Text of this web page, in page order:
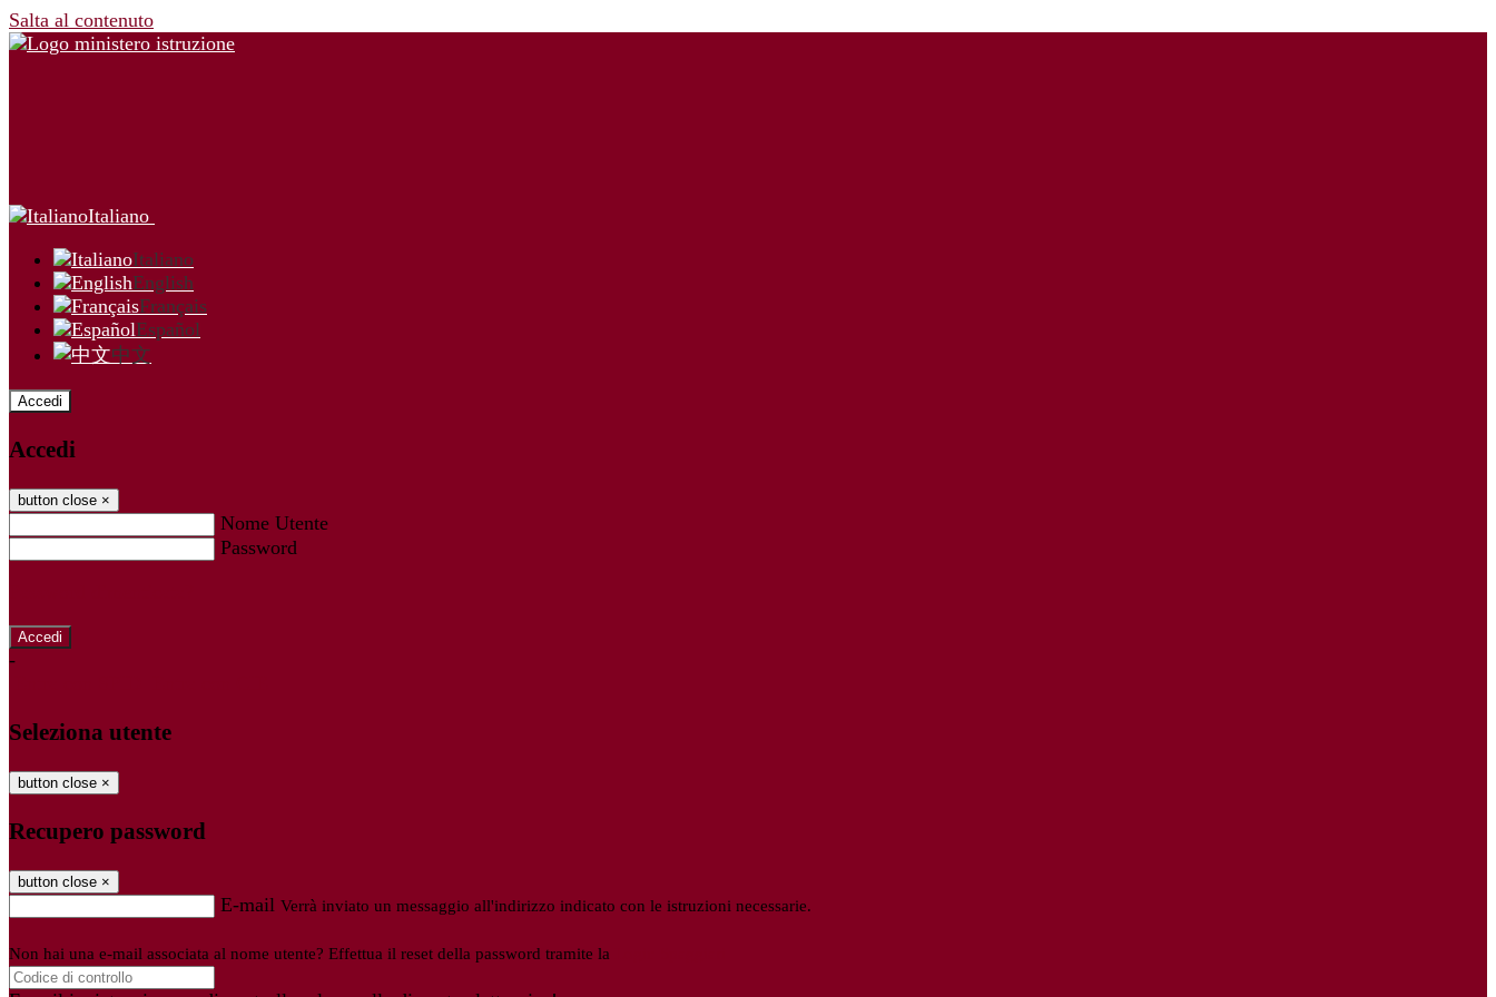
Salta al contenuto
Italiano
Italiano
English
Français
Español
中文
Accedi
Accedi
button close ×
Nome Utente
Password
-
Seleziona utente
button close ×
Recupero password
button close ×
E-mail Verrà inviato un messaggio all'indirizzo indicato con le istruzioni necessarie.
Non hai una e-mail associata al nome utente? Effettua il reset della password tramite la